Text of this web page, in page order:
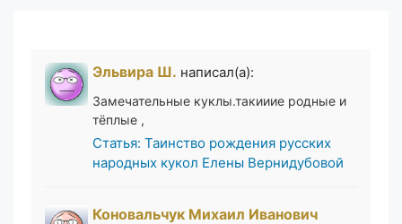
Эльвира Ш. написал(а):
Замечательные куклы.такииие родные и
тёплые ,
Статья: Таинство рождения русских
народных кукол Елены Вернидубовой
Коновальчук Михаил Иванович